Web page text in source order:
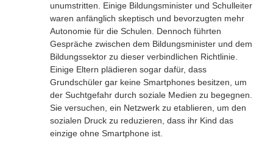
unumstritten. Einige Bildungsminister und Schulleiter
waren anfänglich skeptisch und bevorzugten mehr
Autonomie für die Schulen. Dennoch führten
Gespräche zwischen dem Bildungsminister und dem
Bildungssektor zu dieser verbindlichen Richtlinie.
Einige Eltern plädieren sogar dafür, dass
Grundschüler gar keine Smartphones besitzen, um
der Suchtgefahr durch soziale Medien zu begegnen.
Sie versuchen, ein Netzwerk zu etablieren, um den
sozialen Druck zu reduzieren, dass ihr Kind das
einzige ohne Smartphone ist.